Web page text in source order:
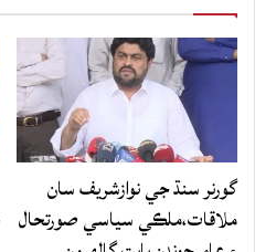
گورنر سنڌ جي نوازشريف سان
ملاقات،ملڪي سياسي صورتحال